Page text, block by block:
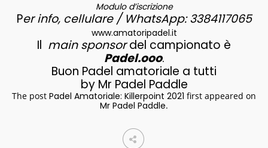
Modulo d’iscrizione
Per info, cellulare / WhatsApp: 3384117065
www.amatoripadel.it
Il main sponsordel campionato è
Padel.ooo.
Buon Padel amatoriale a tutti
by Mr Padel Paddle
The post Padel Amatoriale: Killerpoint 2021 first appeared on
Mr Padel Paddle.